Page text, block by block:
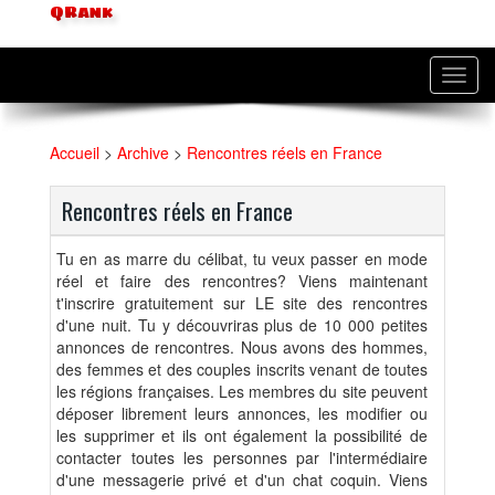
QRank
Accueil > Archive > Rencontres réels en France
Rencontres réels en France
Tu en as marre du célibat, tu veux passer en mode
réel et faire des rencontres? Viens maintenant
t'inscrire gratuitement sur LE site des rencontres
d'une nuit. Tu y découvriras plus de 10 000 petites
annonces de rencontres. Nous avons des hommes,
des femmes et des couples inscrits venant de toutes
les régions françaises. Les membres du site peuvent
déposer librement leurs annonces, les modifier ou
les supprimer et ils ont également la possibilité de
contacter toutes les personnes par l'intermédiaire
d'une messagerie privé et d'un chat coquin. Viens